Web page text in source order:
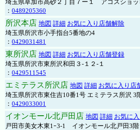
埼玉県草加市高砂２丁目７ー１ アコスショ
： 0489205360
所沢本店 地図 詳細 お気に入り店舗解除
埼玉県所沢市小手指台5番地の4
： 0429031481
東所沢店 地図 詳細 お気に入り店舗登録
埼玉県所沢市東所沢和田３-１２-１
： 0429511545
エミテラス所沢店 地図 詳細 お気に入り店
埼玉県所沢市東住吉10番1号 エミテラス所沢 3
： 0429033001
イオンモール北戸田店 地図 詳細 お気に
戸田市美女木東1ｰ3‐1 イオンモール北戸田3階